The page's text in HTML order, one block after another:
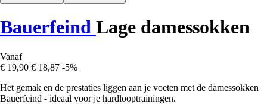
Bauerfeind Lage damessokken
Vanaf
€ 19,90 € 18,87 -5%
Het gemak en de prestaties liggen aan je voeten met de damessokken
Bauerfeind - ideaal voor je hardlooptrainingen.